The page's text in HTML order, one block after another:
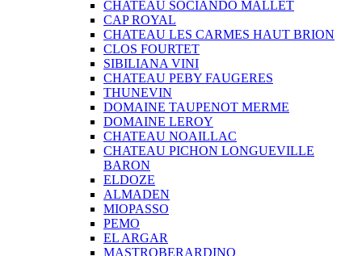
CHATEAU SOCIANDO MALLET
CAP ROYAL
CHATEAU LES CARMES HAUT BRION
CLOS FOURTET
SIBILIANA VINI
CHATEAU PEBY FAUGERES
THUNEVIN
DOMAINE TAUPENOT MERME
DOMAINE LEROY
CHATEAU NOAILLAC
CHATEAU PICHON LONGUEVILLE
BARON
ELDOZE
ALMADEN
MIOPASSO
PEMO
EL ARGAR
MASTROBERARDINO